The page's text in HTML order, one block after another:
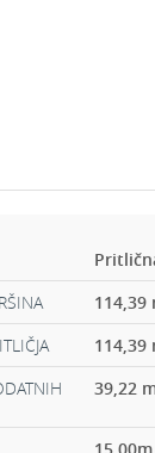
114,39
114,39
39,22